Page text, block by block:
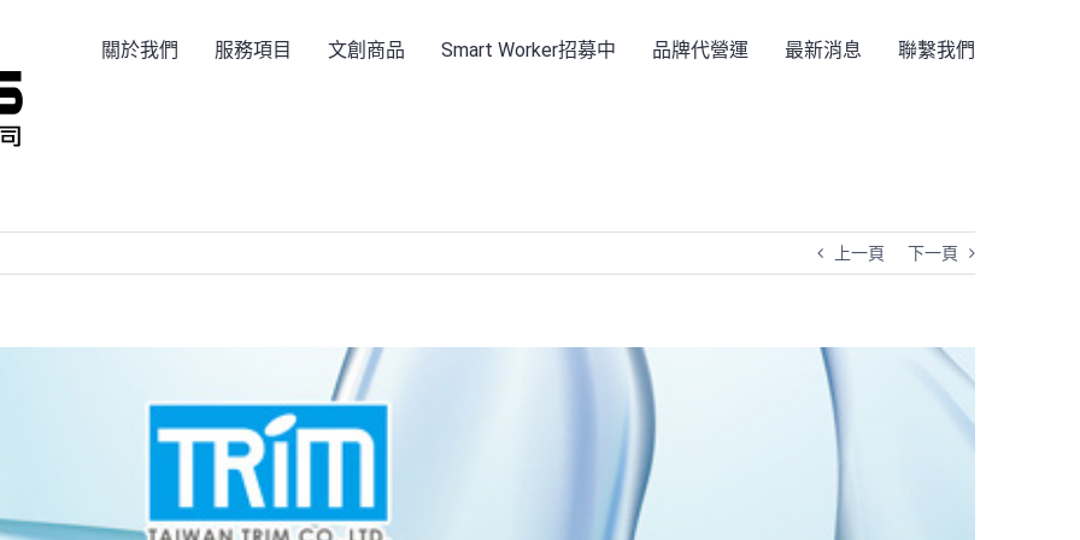
關於我們 服務項目 文創商品 Smart Worker招募中 品牌代營運 最新消息 聯繫我們
上一頁 下一頁